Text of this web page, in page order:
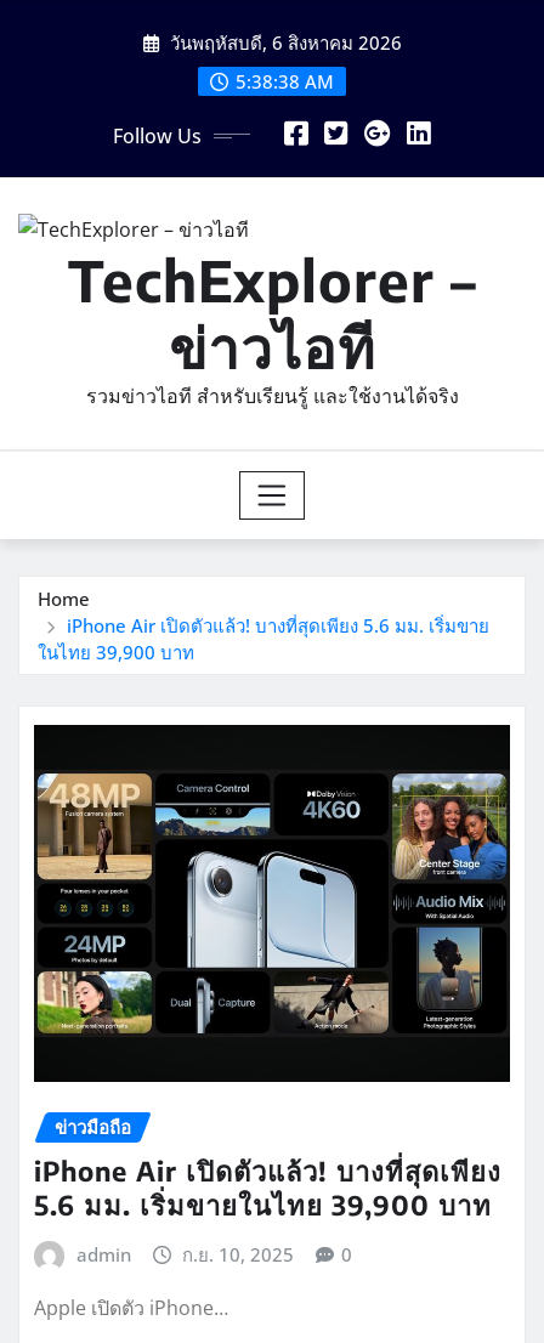
วันพฤหัสบดี, 6 สิงหาคม 2026
5:38:39 AM
Follow Us
TechExplorer –
ข่าวไอที
รวมข่าวไอที สำหรับเรียนรู้ และใช้งานได้จริง
Home
iPhone Air เปิดตัวแล้ว! บางที่สุดเพียง 5.6 มม. เริ่มขาย
ในไทย 39,900 บาท
ข่าวมือถือ
iPhone Air เปิดตัวแล้ว! บางที่สุดเพียง
5.6 มม. เริ่มขายในไทย 39,900 บาท
admin ก.ย. 10, 2025 0
Apple เปิดตัว iPhone…